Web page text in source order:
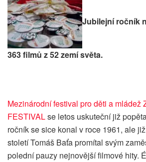
Jubilejní ročník
363 filmů z 52 zemí světa.
Mezinárodní festival pro děti a mládež
FESTIVALse letos uskuteční již
ročník se sice konal v roce 1961, ale
století Tomáš Baťa promítal svým
polední pauzy nejnovější filmové hity.